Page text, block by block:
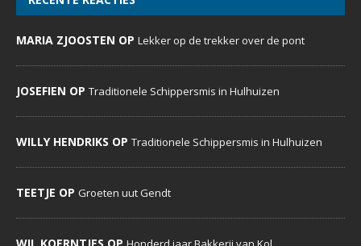
MARIA ZJOOSTEN OP Lekker op de trekker over de pont
JOSEFIEN OP Traditionele Schippersmis in Hulhuizen
WILLY HENDRIKS OP Traditionele Schippersmis in Hulhuizen
TEETJE OP Groeten uut Gendt